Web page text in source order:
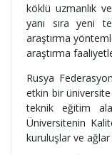
köklü uzmanlık
yanı sıra yeni
araştırma
araştırma
Rusya
etkin bir üniversite
teknik eğitim
Üniversitenin
kuruluşlar ve ağlar